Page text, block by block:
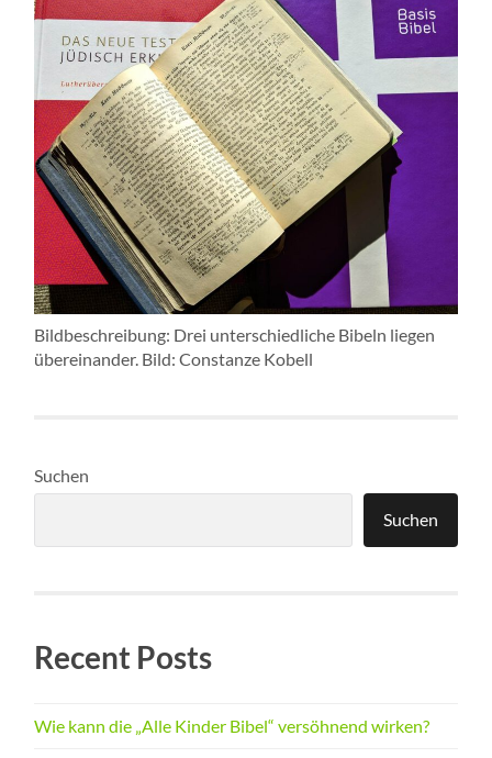
Bildbeschreibung: Drei unterschiedliche Bibeln liegen
übereinander. Bild: Constanze Kobell
Suchen
Suchen
Recent Posts
Wie kann die „Alle Kinder Bibel“ versöhnend wirken?